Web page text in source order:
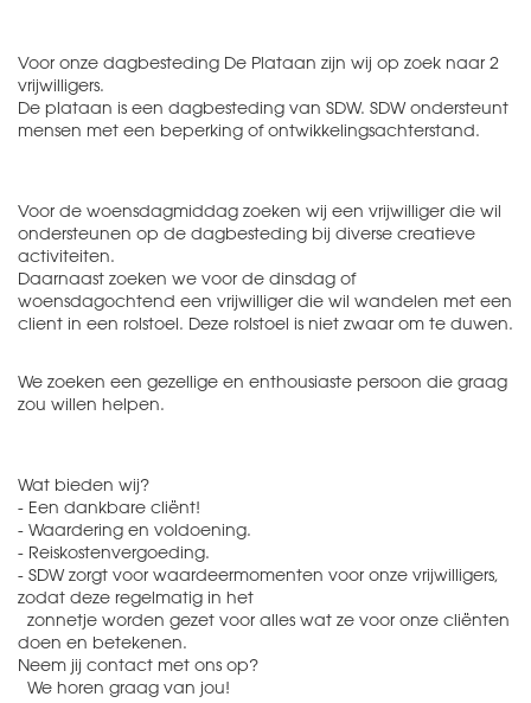
Voor onze dagbesteding De Plataan zijn wij op zoek naar 2
vrijwilligers.
De plataan is een dagbesteding van SDW. SDW ondersteunt
mensen met een beperking of ontwikkelingsachterstand.
Voor de woensdagmiddag zoeken wij een vrijwilliger die wil
ondersteunen op de dagbesteding bij diverse creatieve
activiteiten.
Daarnaast zoeken we voor de dinsdag of
woensdagochtend een vrijwilliger die wil wandelen met een
client in een rolstoel. Deze rolstoel is niet zwaar om te duwen.
We zoeken een gezellige en enthousiaste persoon die graag
zou willen helpen.
Wat bieden wij?
- Een dankbare cliënt!
- Waardering en voldoening.
- Reiskostenvergoeding.
- SDW zorgt voor waardeermomenten voor onze vrijwilligers,
zodat deze regelmatig in het
zonnetje worden gezet voor alles wat ze voor onze cliënten
doen en betekenen.
Neem jij contact met ons op?
We horen graag van jou!